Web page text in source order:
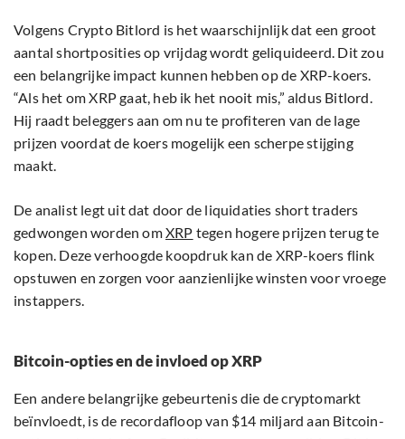
Volgens Crypto Bitlord is het waarschijnlijk dat een groot
aantal shortposities op vrijdag wordt geliquideerd. Dit zou
een belangrijke impact kunnen hebben op de XRP-koers.
“Als het om XRP gaat, heb ik het nooit mis,” aldus Bitlord.
Hij raadt beleggers aan om nu te profiteren van de lage
prijzen voordat de koers mogelijk een scherpe stijging
maakt.
De analist legt uit dat door de liquidaties short traders
gedwongen worden omXRP tegen hogere prijzen terug te
kopen. Deze verhoogde koopdruk kan de XRP-koers flink
opstuwen en zorgen voor aanzienlijke winsten voor vroege
instappers.
Bitcoin-opties en de invloed op XRP
Een andere belangrijke gebeurtenis die de cryptomarkt
beïnvloedt, is de recordafloop van $14 miljard aan Bitcoin-